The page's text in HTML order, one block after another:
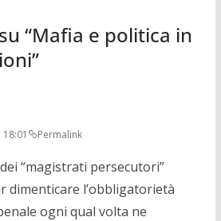
“Mafia e politica in
”
Permalink
“magistrati persecutori”
dimenticare l’obbligatorietà
ogni qual volta ne